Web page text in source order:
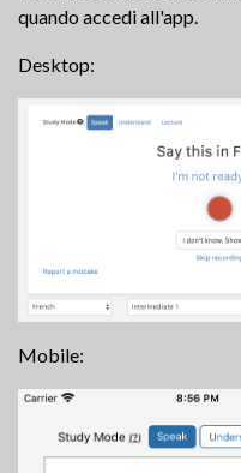
quando accedi all'app.
Desktop:
Mobile: